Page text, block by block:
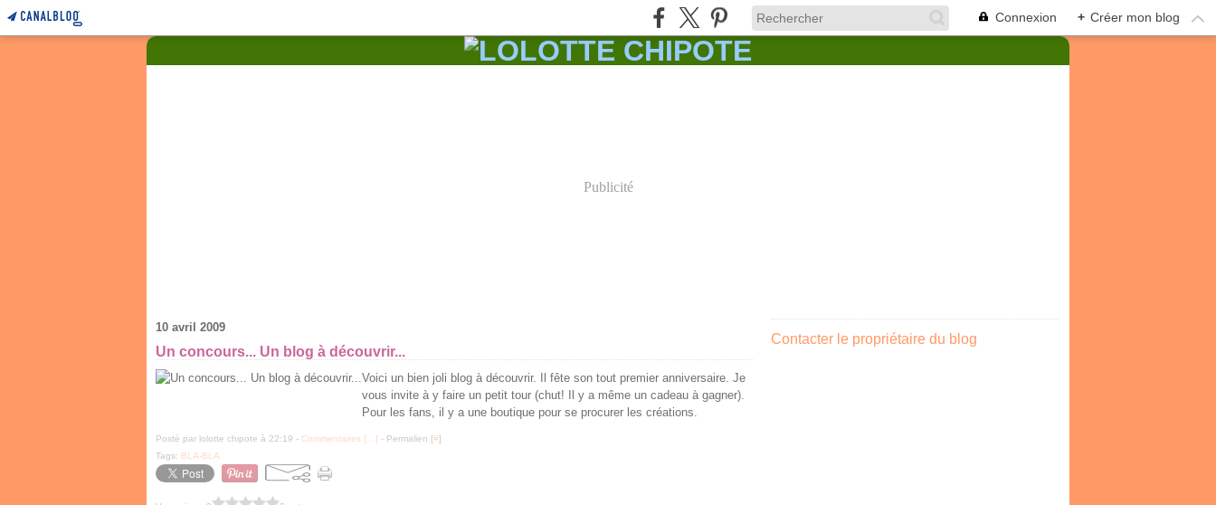
Connexion + Créer mon blog
Publicité
10 avril 2009
Un concours... Un blog à découvrir...
Voici un bien joli blog à découvrir. Il fête son tout premier anniversaire. Je
vous invite à y faire un petit tour (chut! Il y a même un cadeau à gagner).
Pour les fans, il y a une boutique pour se procurer les créations.
Posté par lolotte chipote à 22:19 - Commentaires [ ] - Permalien [#]
Tags: BLA-BLA
Contacter le propriétaire du blog